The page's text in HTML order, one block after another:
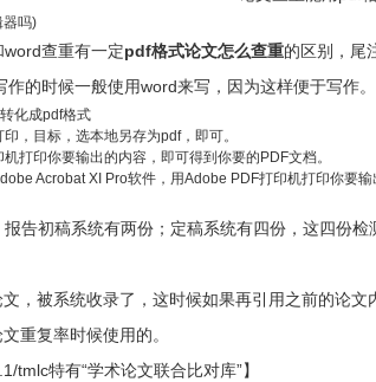
器吗)
word查重有一定pdf格式论文怎么查重的区别，尾
的时候一般使用word来写，因为这样便于写作。
化成pdf格式
，目标，选本地另存为pdf，即可。
打印你要输出的内容，即可得到你要的PDF文档。
Acrobat XI Pro软件，用Adobe PDF打印机打印你要
告初稿系统有两份；定稿系统有四份，这四份
，被系统收录了，这时候如果再引用之前的论
重复率时候使用的。
tmlc特有“学术论文联合比对库”】